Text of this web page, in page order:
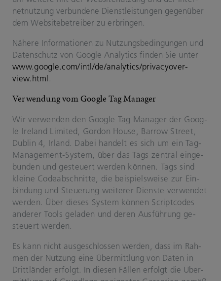
net­nut­zung ver­bun­de­ne Dienst­leis­tun­gen ge­gen­über
dem Web­site­be­trei­ber zu er­brin­gen.
Nä­he­re In­for­ma­tio­nen zu Nut­zungs­be­din­gun­gen und
Da­ten­schutz von Goog­le Ana­ly­tics fin­den Sie unter
www.goog­le.com/intl/de/ana­ly­tics/pri­va­cyo­ver­
view.html .
Ver­wen­dung vom Goog­le Tag Ma­na­ger
Wir ver­wen­den den Goog­le Tag Ma­na­ger der Goog­
le Ire­land Li­mi­ted, Gor­don House, Bar­row Street,
Dub­lin 4, Ir­land. Dabei han­delt es sich um ein Tag-​
Management-​System, über das Tags zen­tral ein­ge­
bun­den und ge­steu­ert wer­den kön­nen. Tags sind
klei­ne Code­ab­schnit­te, die bei­spiels­wei­se zur Ein­
bin­dung und Steue­rung wei­te­rer Diens­te ver­wen­det
wer­den. Über die­ses Sys­tem kön­nen Script­codes
an­de­rer Tools ge­la­den und deren Aus­füh­rung ge­
steu­ert wer­den.
Es kann nicht aus­ge­schlos­sen wer­den, dass im Rah­
men der Nut­zung eine Über­mitt­lung von Daten in
Dritt­län­der er­folgt. In die­sen Fäl­len er­folgt die Über­